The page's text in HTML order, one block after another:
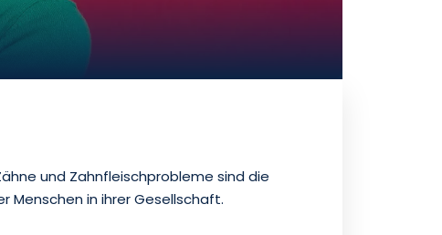
und Zahnfleischprobleme sind die
in ihrer Gesellschaft.